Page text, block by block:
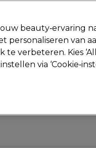
Deals Haar Elektra
beauty‑ervaring
personaliseren van
verbeteren. Kies
via